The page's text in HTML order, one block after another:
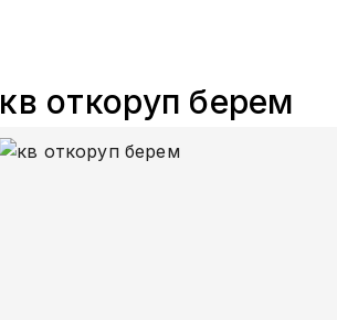
кв откоруп берем